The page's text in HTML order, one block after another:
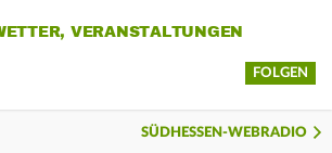
VERANSTALTUNGEN
FOLGEN
SÜDHESSEN-WEBRADIO